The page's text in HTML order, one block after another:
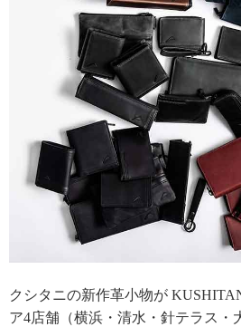
クシタニの新作革小物が
ア4店舗（横浜・清水・針テラス・